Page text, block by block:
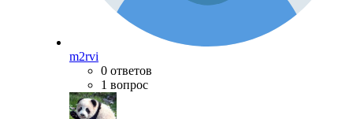
m2rvi
0 ответов
1 вопрос